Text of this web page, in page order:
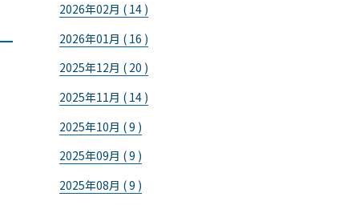
2026年02月 ( 14 )
2026年01月 ( 16 )
2025年12月 ( 20 )
2025年11月 ( 14 )
2025年10月 ( 9 )
2025年09月 ( 9 )
2025年08月 ( 9 )